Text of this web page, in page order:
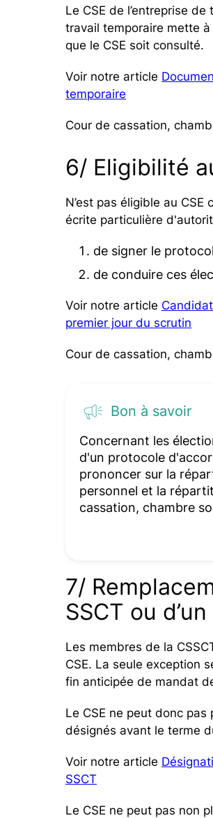
Le CSE de l’entreprise
travail temporaire mette
que le CSE soit consulté.
Voir notre article
temporaire
Cour de cassation,
6/ Eligibilité
N’est pas éligible au
écrite particulière
de signer le
de conduire ces
Voir notre article
premier jour du scrutin
Cour de cassation,
Bon à savoir
Concernant les
d'un protocole
prononcer sur la
personnel et la
cassation, chambre
7/
SSCT ou
Les membres de la
CSE. La seule exception
fin anticipée de mandat
Le CSE ne peut donc
désignés avant le terme
Voir notre article
SSCT
Le CSE ne peut pas non